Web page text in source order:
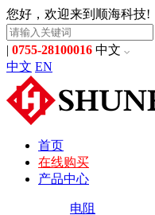
您好，欢迎来到顺海科技!
| 0755-28100016 中文
中文 EN
首页
在线购买
产品中心
电阻